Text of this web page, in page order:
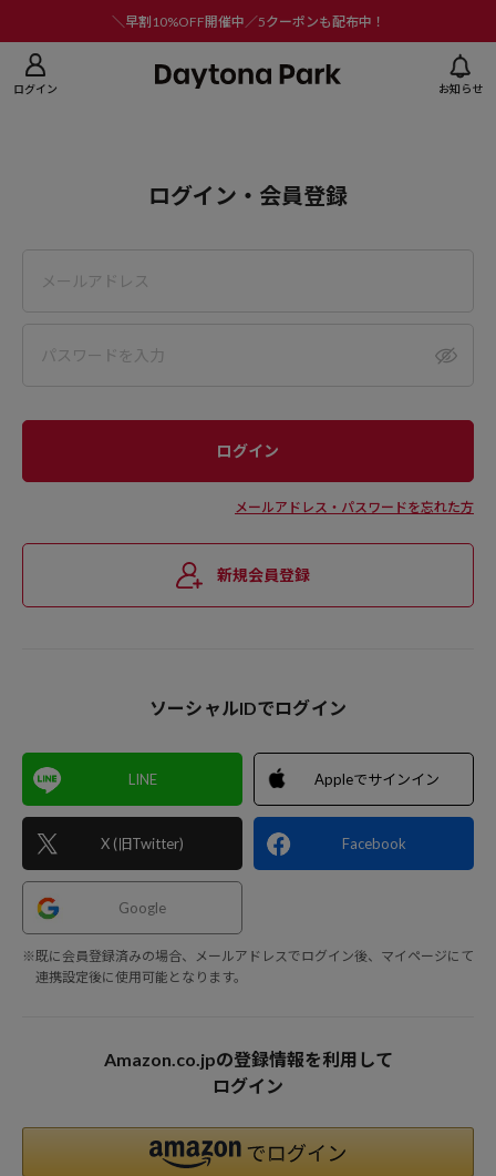
＼早割10%OFF開催中／5クーポンも配布中！
ログイン お知らせ
ログイン・会員登録
メールアドレス・パスワードを忘れた方
新規会員登録
ソーシャルIDでログイン
LINE
X (旧Twitter)
Appleでサインイン
Facebook
Google
※既に会員登録済みの場合、メールアドレスでログイン後、マイページにて
連携設定後に使用可能となります。
Amazon.co.jpの登録情報を利用して
ログイン